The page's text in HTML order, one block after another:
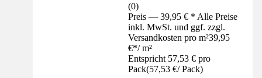
(0)
Preis — 39,95 € * Alle Preise
inkl. MwSt. und ggf. zzgl.
Versandkosten pro m²39,95
€*/ m²
Entspricht 57,53 € pro
Pack(57,53 €/ Pack)